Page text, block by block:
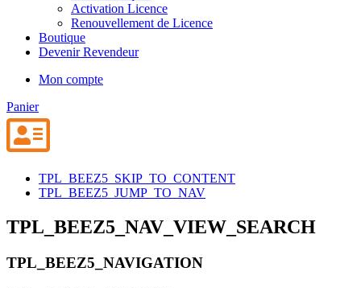
Activation Licence
Renouvellement de Licence
Boutique
Devenir Revendeur
Mon compte
Panier
TPL_BEEZ5_SKIP_TO_CONTENT
TPL_BEEZ5_JUMP_TO_NAV
TPL_BEEZ5_NAV_VIEW_SEARCH
TPL_BEEZ5_NAVIGATION